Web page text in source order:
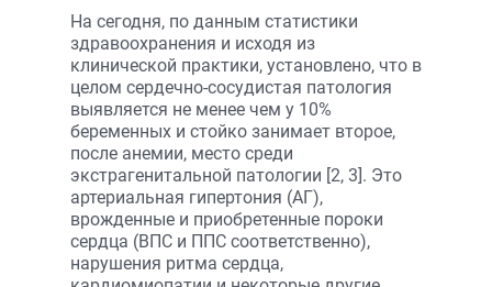
На сегодня, по данным статистики
здравоохранения и исходя из
клинической практики, установлено, что в
целом сердечно-сосудистая патология
выявляется не менее чем у 10%
беременных и стойко занимает второе,
после анемии, место среди
экстрагенитальной патологии [2, 3]. Это
артериальная гипертония (АГ),
врожденные и приобретенные пороки
сердца (ВПС и ППС соответственно),
нарушения ритма сердца,